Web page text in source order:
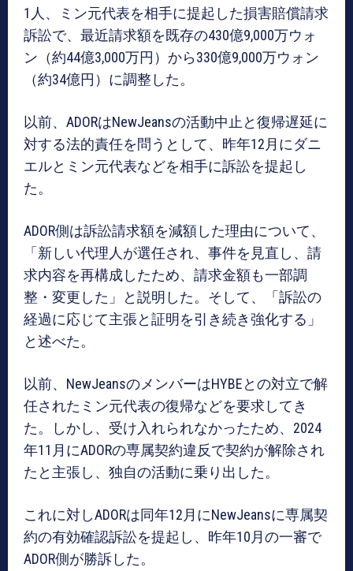
1人、ミン元代表を相手に提起した損害賠償請求
訴訟で、最近請求額を既存の430億9,000万ウォ
ン（約44億3,000万円）から330億9,000万ウォン
（約34億円）に調整した。
以前、ADORはNewJeansの活動中止と復帰遅延に
対する法的責任を問うとして、昨年12月にダニ
エルとミン元代表などを相手に訴訟を提起し
た。
ADOR側は訴訟請求額を減額した理由について、
「新しい代理人が選任され、事件を見直し、請
求内容を再構成したため、請求金額も一部調
整・変更した」と説明した。そして、「訴訟の
経過に応じて主張と証明を引き続き強化する」
と述べた。
以前、NewJeansのメンバーはHYBEとの対立で解
任されたミン元代表の復帰などを要求してき
た。しかし、受け入れられなかったため、2024
年11月にADORの専属契約違反で契約が解除され
たと主張し、独自の活動に乗り出した。
これに対しADORは同年12月にNewJeansに専属契
約の有効確認訴訟を提起し、昨年10月の一審で
ADOR側が勝訴した。